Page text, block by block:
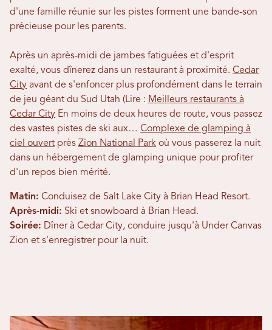
d'une famille réunie sur les pistes forment une bande-son
précieuse pour les parents.
Après un après-midi de jambes fatiguées et d'esprit
exalté, vous dînerez dans un restaurant à proximité. Cedar
City avant de s'enfoncer plus profondément dans le terrain
de jeu géant du Sud Utah (Lire : Meilleurs restaurants à
Cedar City En moins de deux heures de route, vous passez
des vastes pistes de ski aux… Complexe de glamping à
ciel ouvert près Zion National Park où vous passerez la nuit
dans un hébergement de glamping unique pour profiter
d'un repos bien mérité.
Matin: Conduisez de Salt Lake City à Brian Head Resort.
Après-midi: Ski et snowboard à Brian Head.
Soirée: Dîner à Cedar City, conduire jusqu'à Under Canvas
Zion et s'enregistrer pour la nuit.